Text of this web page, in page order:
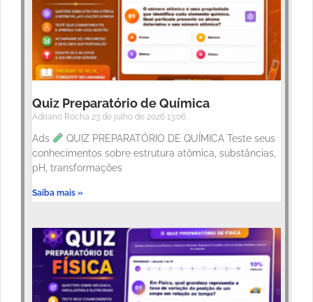
Quiz Preparatório de Química
Adriano Rocha 23 de julho de 2026 13:06
Ads
QUIZ PREPARATÓRIO DE QUÍMICA Teste seus
conhecimentos sobre estrutura atômica, substâncias,
pH, transformações
Saiba mais »